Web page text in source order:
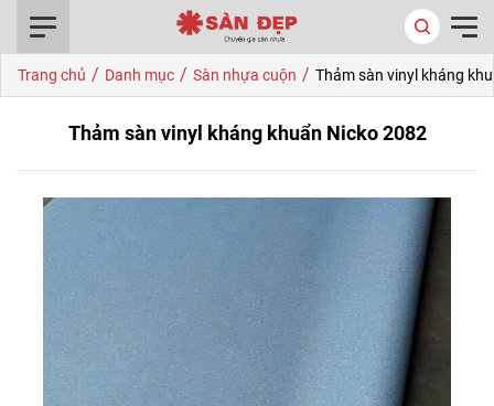
Trang chủ / Danh mục / Sàn nhựa cuộn / Thảm sàn vinyl kháng
Thảm sàn vinyl kháng khuẩn Nicko 2082